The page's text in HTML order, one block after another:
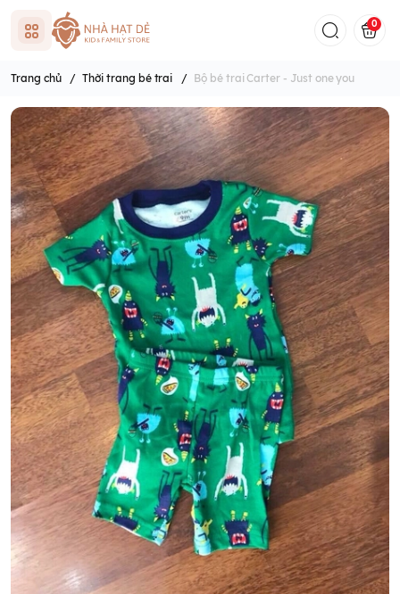
0
Trang chủ / Thời trang bé trai / Bộ bé trai Carter - Just one you